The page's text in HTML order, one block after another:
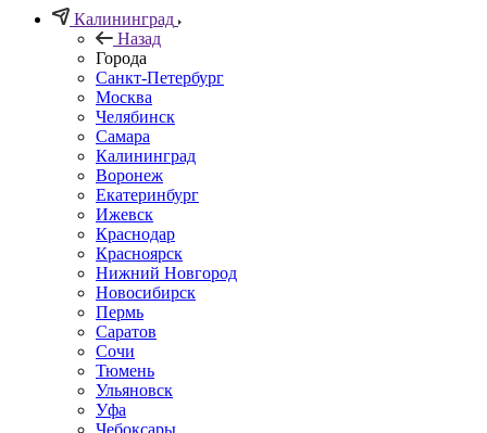
Калининград
Назад
Города
Санкт-Петербург
Москва
Челябинск
Самара
Калининград
Воронеж
Екатеринбург
Ижевск
Краснодар
Красноярск
Нижний Новгород
Новосибирск
Пермь
Саратов
Сочи
Тюмень
Ульяновск
Уфа
Чебоксары